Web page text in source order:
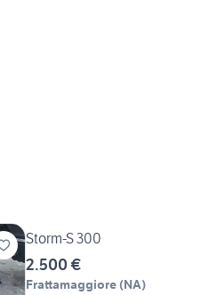
Storm-S 300
2.500 €
Frattamaggiore (NA)